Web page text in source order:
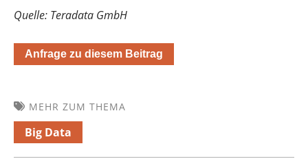
Quelle: Teradata GmbH
Anfrage zu diesem Beitrag
MEHR ZUM THEMA
Big Data